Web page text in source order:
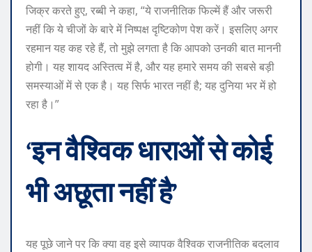
जिक्र करते हुए, रब्बी ने कहा, “ये राजनीतिक फिल्में हैं और जरूरी
नहीं कि ये चीजों के बारे में निष्पक्ष दृष्टिकोण पेश करें। इसलिए अगर
रहमान यह कह रहे हैं, तो मुझे लगता है कि आपको उनकी बात माननी
होगी। यह शायद अस्तित्व में है, और यह हमारे समय की सबसे बड़ी
समस्याओं में से एक है। यह सिर्फ भारत नहीं है; यह दुनिया भर में हो
रहा है।”
‘इन वैश्विक धाराओं से कोई
भी अछूता नहीं है’
यह पूछे जाने पर कि क्या वह इसे व्यापक वैश्विक राजनीतिक बदलाव